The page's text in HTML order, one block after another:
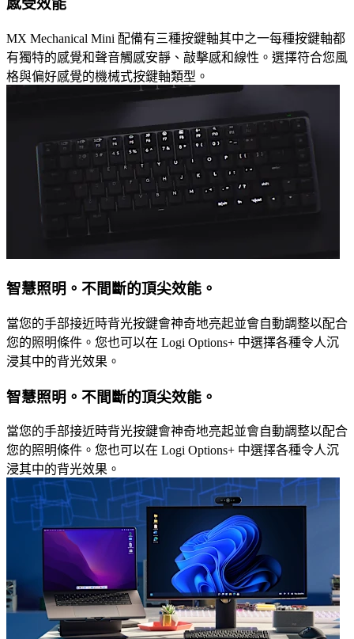
感受效能
MX Mechanical Mini 配備有三種按鍵軸其中之一每種按鍵軸都
有獨特的感覺和聲音觸感安靜、敲擊感和線性。選擇符合您風
格與偏好感覺的機械式按鍵軸類型。
智慧照明。不間斷的頂尖效能。
當您的手部接近時背光按鍵會神奇地亮起並會自動調整以配合
您的照明條件。您也可以在 Logi Options+ 中選擇各種令人沉
浸其中的背光效果。
智慧照明。不間斷的頂尖效能。
當您的手部接近時背光按鍵會神奇地亮起並會自動調整以配合
您的照明條件。您也可以在 Logi Options+ 中選擇各種令人沉
浸其中的背光效果。